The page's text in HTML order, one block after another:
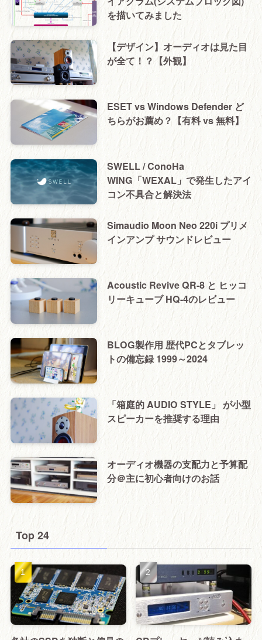
を描いてみました
【デザイン】オーディオは見た目
が全て！？【外観】
ESET vs Windows Defender ど
ちらがお薦め？【有料 vs 無料】
SWELL / ConoHa
WING「WEXAL」で発生したアイ
コン不具合と解決法
Simaudio Moon Neo 220i プリメ
インアンプ サウンドレビュー
Acoustic Revive QR-8 と ヒッコ
リーキューブ HQ-4のレビュー
BLOG製作用 歴代PCとタブレッ
トの備忘録 1999～2024
「箱庭的 AUDIO STYLE」 が小型
スピーカーを推奨する理由
オーディオ機器の支配力と予算配
分＠主に初心者向けのお話
Top 24